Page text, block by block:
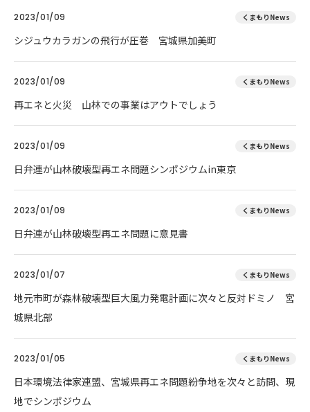
2023/01/09 くまもりNews
シジュウカラガンの飛行が圧巻 宮城県加美町
2023/01/09 くまもりNews
再エネと火災 山林での事業はアウトでしょう
2023/01/09 くまもりNews
日弁連が山林破壊型再エネ問題シンポジウムin東京
2023/01/09 くまもりNews
日弁連が山林破壊型再エネ問題に意見書
2023/01/07 くまもりNews
地元市町が森林破壊型巨大風力発電計画に次々と反対ドミノ 宮
城県北部
2023/01/05 くまもりNews
日本環境法律家連盟、宮城県再エネ問題紛争地を次々と訪問、現
地でシンポジウム